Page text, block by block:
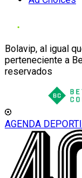
Bolavip, al igual
perteneciente a
reservados
AGENDA